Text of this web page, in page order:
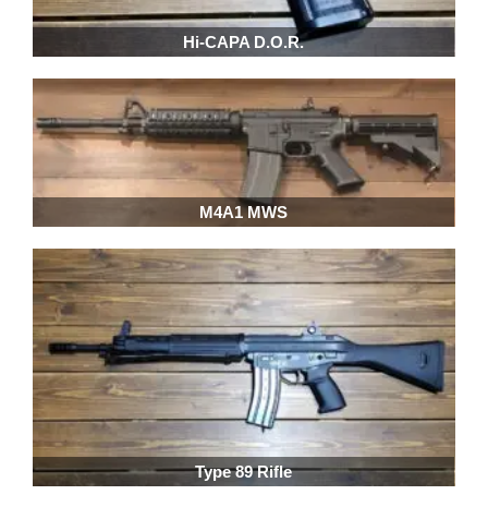
Hi-CAPA D.O.R.
M4A1 MWS
Type 89 Rifle